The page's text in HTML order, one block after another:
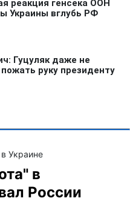
Украине
в
России